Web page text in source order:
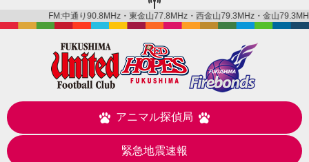
FM:中通り90.8MHz・東金山77.8MHz・西金山79.3MHz・金山79.3MHz・会
アニマル探偵局
緊急地震速報